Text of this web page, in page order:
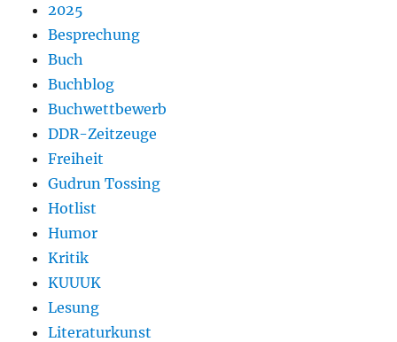
2025
Besprechung
Buch
Buchblog
Buchwettbewerb
DDR-Zeitzeuge
Freiheit
Gudrun Tossing
Hotlist
Humor
Kritik
KUUUK
Lesung
Literaturkunst